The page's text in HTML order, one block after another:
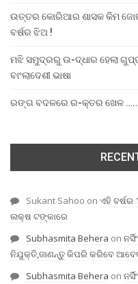
ଉତ୍ତର କୋରିଆର ଶାସକ କିମ
ବର୍ଷର ଝିଅ !
ମଝି ସମୁଦ୍ରରୁ ଉ-ଦ୍ଧାର ହେଲା ଗୁପ୍ତ-
ବାଂଲାଦେଶୀ ଭାଷା
ରଙ୍ଗ ବଦଳରେ ର-କ୍ତର ଖେଳ …..
Sukant Sahoo on ଏହି ବର୍ଷର
ଲକ୍ଷ ଟଙ୍କାରେ
Subhasmita Behera on
ନିଯୁକ୍ତି,ଜାଣନ୍ତୁ କିପରି କରିବେ
Subhasmita Behera on